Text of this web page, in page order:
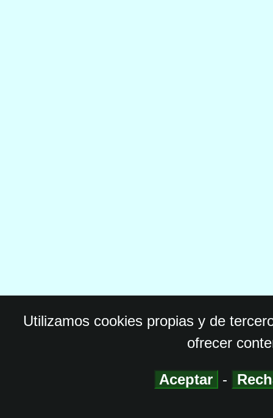
Utilizamos cookies propias y de
ofrecer
Aceptar -